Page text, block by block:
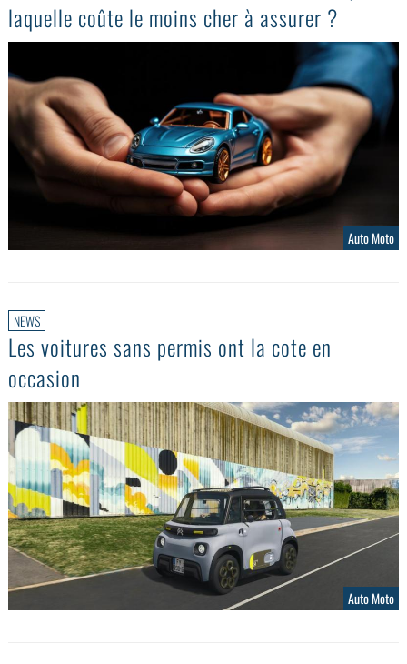
laquelle coûte le moins cher à assurer ?
Auto Moto
NEWS
Les voitures sans permis ont la cote en
occasion
Auto Moto